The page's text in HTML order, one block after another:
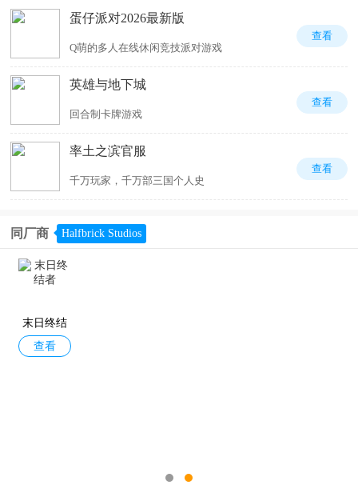
蛋仔派对2026最新版
Q萌的多人在线休闲竞技派对游戏
查看
英雄与地下城
回合制卡牌游戏
查看
率土之滨官服
千万玩家，千万部三国个人史
查看
同厂商 Halfbrick Studios
末日终结
者
查看